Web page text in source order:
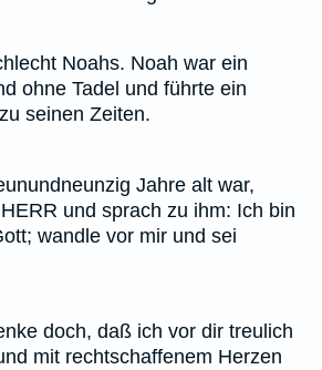
Noahs. Noah war ein
ohne Tadel und führte ein
seinen Zeiten.
Jahre alt war,
und sprach zu ihm: Ich bin
wandle vor mir und sei
doch, daß ich vor dir treulich
mit rechtschaffenem Herzen